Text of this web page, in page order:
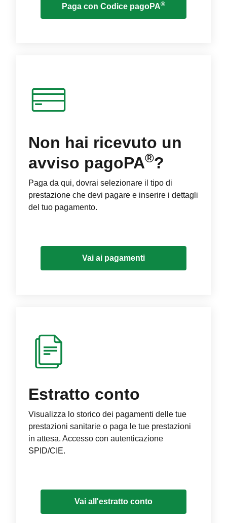
Paga con Codice pagoPA®
Non hai ricevuto un
avviso pagoPA®?
Paga da qui, dovrai selezionare il tipo di
prestazione che devi pagare e inserire i dettagli
del tuo pagamento.
Vai ai pagamenti
Estratto conto
Visualizza lo storico dei pagamenti delle tue
prestazioni sanitarie o paga le tue prestazioni
in attesa. Accesso con autenticazione
SPID/CIE.
Vai all'estratto conto